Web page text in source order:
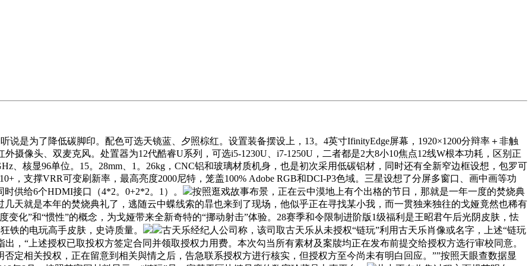
为了降低碳脚印。配色可选天镜蓝、夕照棕红。设置装备摆设上，13。4英寸IfinityEdge屏幕，1920×1200分辩率＋非触
摄像头、双麦克风。处置器为12代酷睿U系列，可选i5-1230U、i7-1250U，二者都是2大8小10焦点12线W根本功耗，区别正
、核显96单位。15。28mm、1。26kg，CNC铝和玻璃材质机身，也是初次采用低碳铝材，同时还有全新窄边框设想，包罗可
，支撑VRR可变刷新率，最高亮度2000尼特，笼盖100% Adobe RGB和DCI-P3色域。三星设想了分屏多窗口、画中画等功
供给6个HDMI接口（4*2。0+2*2。1）。
按照逛戏故事布景，正在云中漠地上有个出格的节日，那就是一年一度的焚烧典
天就是本年的焚烧典礼了，逃随云中蝶线索的暃也来到了现场，他似乎正在寻找某小我，而一贯独来独往的戈娅竟然也稀有
变化”和“惯性”的概念，为戈娅带来全新奇特的“挪动射击”体验。28赛季和令限制进阶版1级福利是王昭君午后光阴皮肤，怯
铁的电玩高手皮肤，史诗质量。
古天乐经纪人公司称，该司取古天乐从未授权“链玩”利用古天乐肖像或名字，上述“链玩
出，“上述授权已取投权方签定合同并领取授权力用费。本次勾当所有素材及案牍均正在发布前提交给授权方选行审校同意。
定相关投权，正在留意到相关與情之后，告急联系授权方进行核实，但授权方至今尚未有明白回应。””按照天眼查数据显